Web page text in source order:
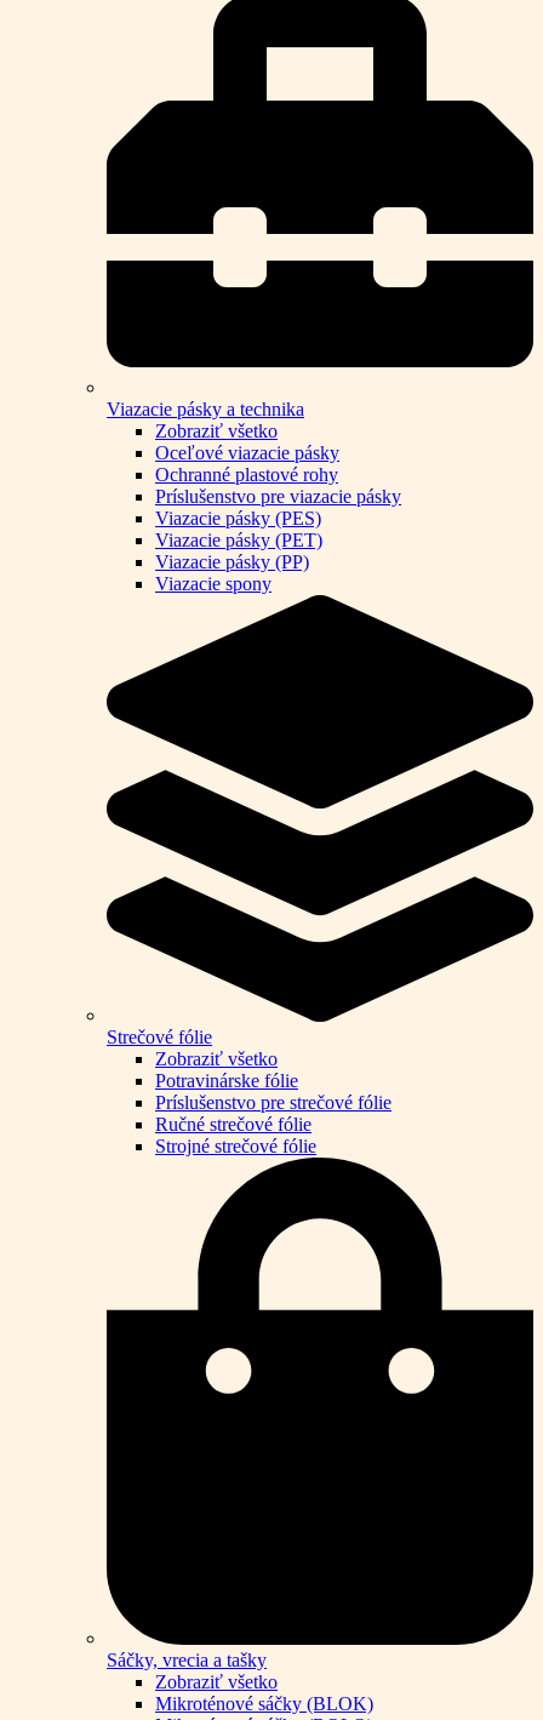
Viazacie pásky a technika
Zobraziť všetko
Oceľové viazacie pásky
Ochranné plastové rohy
Príslušenstvo pre viazacie pásky
Viazacie pásky (PES)
Viazacie pásky (PET)
Viazacie pásky (PP)
Viazacie spony
Strečové fólie
Zobraziť všetko
Potravinárske fólie
Príslušenstvo pre strečové fólie
Ručné strečové fólie
Strojné strečové fólie
Sáčky, vrecia a tašky
Zobraziť všetko
Mikroténové sáčky (BLOK)